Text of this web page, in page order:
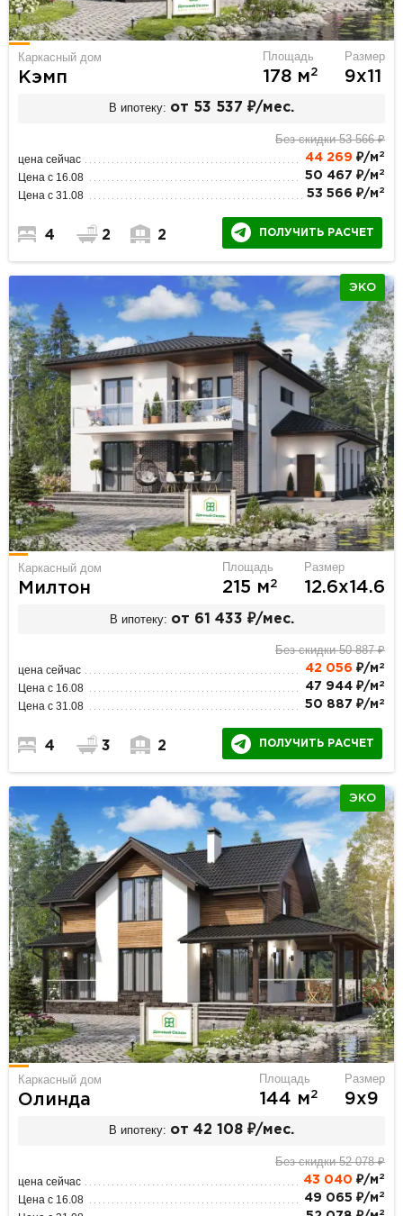
Каркасный дом
Кэмп
Площадь
178 м2
Размер
9х11
В ипотеку: от 53 537 ₽/мес.
Без скидки 53 566 ₽
цена сейчас 44 269 ₽/м 2
Цена с 16.08 50 467 ₽/м 2
Цена с 31.08 53 566 ₽/м 2
4 2 2 ПОЛУЧИТЬ РАСЧЕТ
ЭКО
Каркасный дом
Милтон
Площадь
215 м2
Размер
12.6х14.6
В ипотеку: от 61 433 ₽/мес.
Без скидки 50 887 ₽
цена сейчас 42 056 ₽/м 2
Цена с 16.08 47 944 ₽/м 2
Цена с 31.08 50 887 ₽/м 2
4 3 2 ПОЛУЧИТЬ РАСЧЕТ
ЭКО
Каркасный дом
Олинда
Площадь
144 м2
Размер
9х9
В ипотеку: от 42 108 ₽/мес.
Без скидки 52 078 ₽
цена сейчас 43 040 ₽/м 2
Цена с 16.08 49 065 ₽/м 2
2